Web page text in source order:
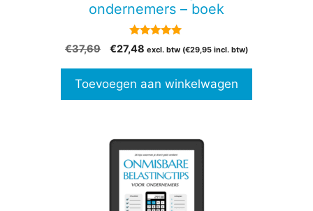
ondernemers – boek
van 5
€37,69
Oorspronkelijke
€37,69.
€27,48 Huidige
€27,48.
excl. btw (€29,95 incl. btw)
Toevoegen aan winkelwagen